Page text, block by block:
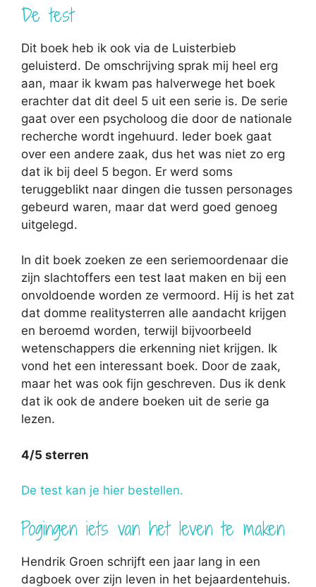
De test
Dit boek heb ik ook via de Luisterbieb
geluisterd. De omschrijving sprak mij heel erg
aan, maar ik kwam pas halverwege het boek
erachter dat dit deel 5 uit een serie is. De serie
gaat over een psycholoog die door de nationale
recherche wordt ingehuurd. Ieder boek gaat
over een andere zaak, dus het was niet zo erg
dat ik bij deel 5 begon. Er werd soms
teruggeblikt naar dingen die tussen personages
gebeurd waren, maar dat werd goed genoeg
uitgelegd.
In dit boek zoeken ze een seriemoordenaar die
zijn slachtoffers een test laat maken en bij een
onvoldoende worden ze vermoord. Hij is het zat
dat domme realitysterren alle aandacht krijgen
en beroemd worden, terwijl bijvoorbeeld
wetenschappers die erkenning niet krijgen. Ik
vond het een interessant boek. Door de zaak,
maar het was ook fijn geschreven. Dus ik denk
dat ik ook de andere boeken uit de serie ga
lezen.
4/5 sterren
De test kan je hier bestellen.
Pogingen iets van het leven te maken
Hendrik Groen schrijft een jaar lang in een
dagboek over zijn leven in het bejaardentehuis.